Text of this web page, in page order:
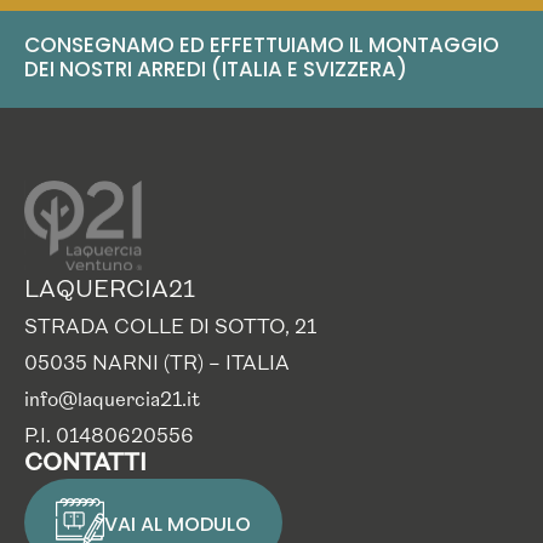
CONSEGNAMO ED EFFETTUIAMO IL MONTAGGIO
DEI NOSTRI ARREDI (ITALIA E SVIZZERA)
LAQUERCIA21
STRADA COLLE DI SOTTO, 21
05035 NARNI (TR) – ITALIA
info@laquercia21.it
P.I. 01480620556
CONTATTI
VAI AL MODULO